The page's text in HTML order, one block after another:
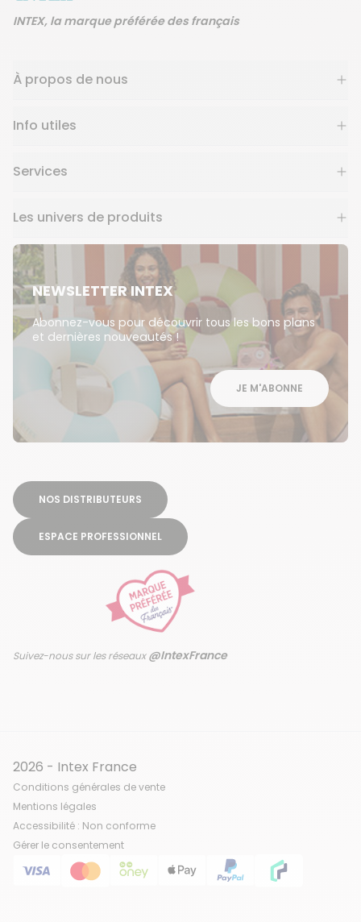
INTEX, la marque préférée des français
À propos de nous
Info utiles
Services
Les univers de produits
NEWSLETTER INTEX
Abonnez-vous pour découvrir tous les bons plans
et dernières nouveautés !
JE M'ABONNE
NOS DISTRIBUTEURS
ESPACE PROFESSIONNEL
Suivez-nous sur les réseaux@IntexFrance
2026 - Intex France
Conditions générales de vente
Mentions légales
Accessibilité : Non conforme
Gérer le consentement